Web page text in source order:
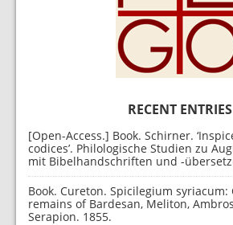
RECENT ENTRIES
[Open-Access.] Book. Schirner.
codices’. Philologische Studien zu
mit Bibelhandschriften und -
Book. Cureton. Spicilegium syriacum:
remains of Bardesan, Meliton,
Serapion. 1855.